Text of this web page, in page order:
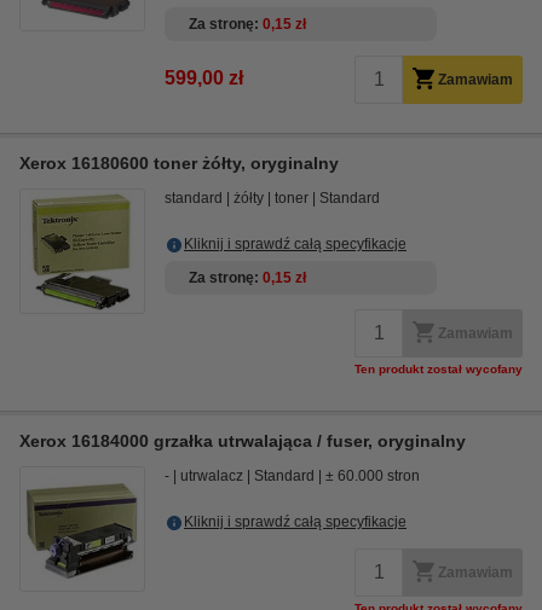
Za stronę 0,15 zł
599,00 zł Zamawiam
Xerox 16180600 toner żółty, oryginalny
standard żółty toner Standard
Kliknij i sprawdź całą specyfikacje
Za stronę 0,15 zł
Zamawiam
Ten produkt został wycofany
Xerox 16184000 grzałka utrwalająca / fuser, oryginalny
- utrwalacz Standard ± 60.000 stron
Kliknij i sprawdź całą specyfikacje
Zamawiam